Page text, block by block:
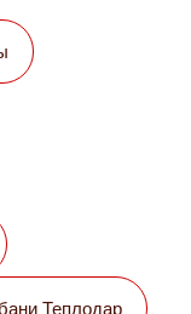
Теплодар